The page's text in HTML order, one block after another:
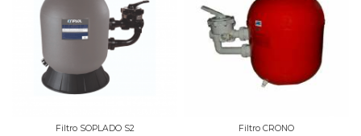
Filtro SOPLADO S2 Filtro CRONO